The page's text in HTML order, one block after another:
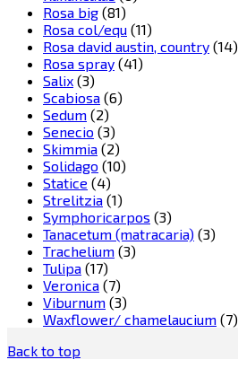
Rosa big (81)
Rosa col/equ (11)
Rosa david austin, country (14)
Rosa spray (41)
Salix (3)
Scabiosa (6)
Sedum (2)
Senecio (3)
Skimmia (2)
Solidago (10)
Statice (4)
Strelitzia (1)
Symphoricarpos (3)
Tanacetum (matracaria) (3)
Trachelium (3)
Tulipa (17)
Veronica (7)
Viburnum (3)
Waxflower/ chamelaucium (7)
Back to top